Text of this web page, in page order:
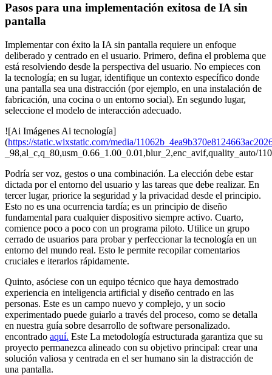
Pasos para una implementación exitosa de IA sin
pantalla
Implementar con éxito la IA sin pantalla requiere un enfoque
deliberado y centrado en el usuario. Primero, defina el problema que
está resolviendo desde la perspectiva del usuario. No empieces con
la tecnología; en su lugar, identifique un contexto específico donde
una pantalla sea una distracción (por ejemplo, en una instalación de
fabricación, una cocina o un entorno social). En segundo lugar,
seleccione el modelo de interacción adecuado.
![Ai Imágenes Ai tecnología]
(https://static.wixstatic.com/media/
_98,al_c,q_80,usm_0.66_1.00_0.01,blur_2,enc_avif,quality_auto/
Podría ser voz, gestos o una combinación. La elección debe estar
dictada por el entorno del usuario y las tareas que debe realizar. En
tercer lugar, priorice la seguridad y la privacidad desde el principio.
Esto no es una ocurrencia tardía; es un principio de diseño
fundamental para cualquier dispositivo siempre activo. Cuarto,
comience poco a poco con un programa piloto. Utilice un grupo
cerrado de usuarios para probar y perfeccionar la tecnología en un
entorno del mundo real. Esto le permite recopilar comentarios
cruciales e iterarlos rápidamente.
Quinto, asóciese con un equipo técnico que haya demostrado
experiencia en inteligencia artificial y diseño centrado en las
personas. Este es un campo nuevo y complejo, y un socio
experimentado puede guiarlo a través del proceso, como se detalla
en nuestra guía sobre desarrollo de software personalizado.
encontrado aquí. Este La metodología estructurada garantiza que su
proyecto permanezca alineado con su objetivo principal: crear una
solución valiosa y centrada en el ser humano sin la distracción de
una pantalla.